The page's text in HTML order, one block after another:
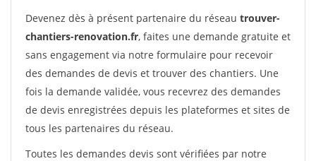
Devenez dès à présent partenaire du réseau trouver-
chantiers-renovation.fr, faites une demande gratuite et
sans engagement via notre formulaire pour recevoir
des demandes de devis et trouver des chantiers. Une
fois la demande validée, vous recevrez des demandes
de devis enregistrées depuis les plateformes et sites de
tous les partenaires du réseau.
Toutes les demandes devis sont vérifiées par notre